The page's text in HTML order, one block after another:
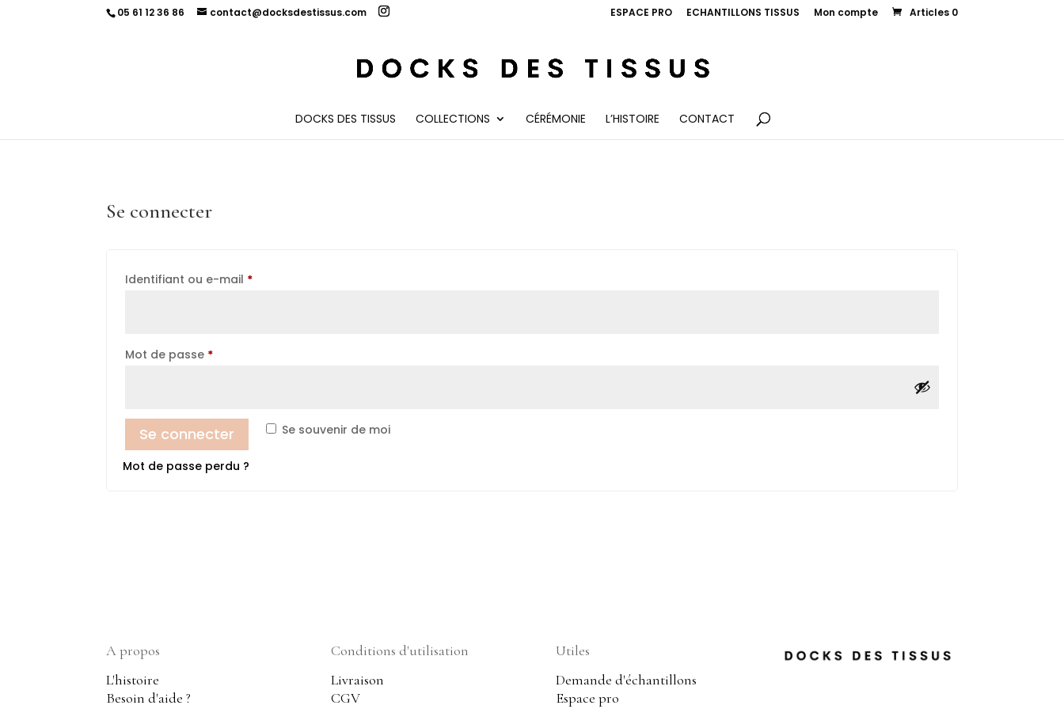
05 61 12 36 86 contact@docksdestissus.com ESPACE PRO ECHANTILLONS TISSUS Mon compte Articles 0
DOCKS DES TISSUS COLLECTIONS CÉRÉMONIE L’HISTOIRE CONTACT
Se connecter
Identifiant ou e-mail *Obligatoire
Mot de passe *Obligatoire
Se souvenir de moi
Se connecter
Mot de passe perdu ?
A propos
L'histoire
Besoin d'aide ?
Conditions d'utilisation
Livraison
CGV
Utiles
Demande d'échantillons
Espace pro
Cookies management panel